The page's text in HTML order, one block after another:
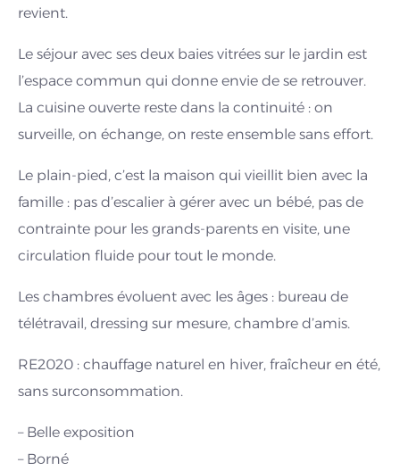
revient.
Le séjour avec ses deux baies vitrées sur le jardin est
l’espace commun qui donne envie de se retrouver.
La cuisine ouverte reste dans la continuité : on
surveille, on échange, on reste ensemble sans effort.
Le plain-pied, c’est la maison qui vieillit bien avec la
famille : pas d’escalier à gérer avec un bébé, pas de
contrainte pour les grands-parents en visite, une
circulation fluide pour tout le monde.
Les chambres évoluent avec les âges : bureau de
télétravail, dressing sur mesure, chambre d’amis.
RE2020 : chauffage naturel en hiver, fraîcheur en été,
sans surconsommation.
– Belle exposition
– Borné